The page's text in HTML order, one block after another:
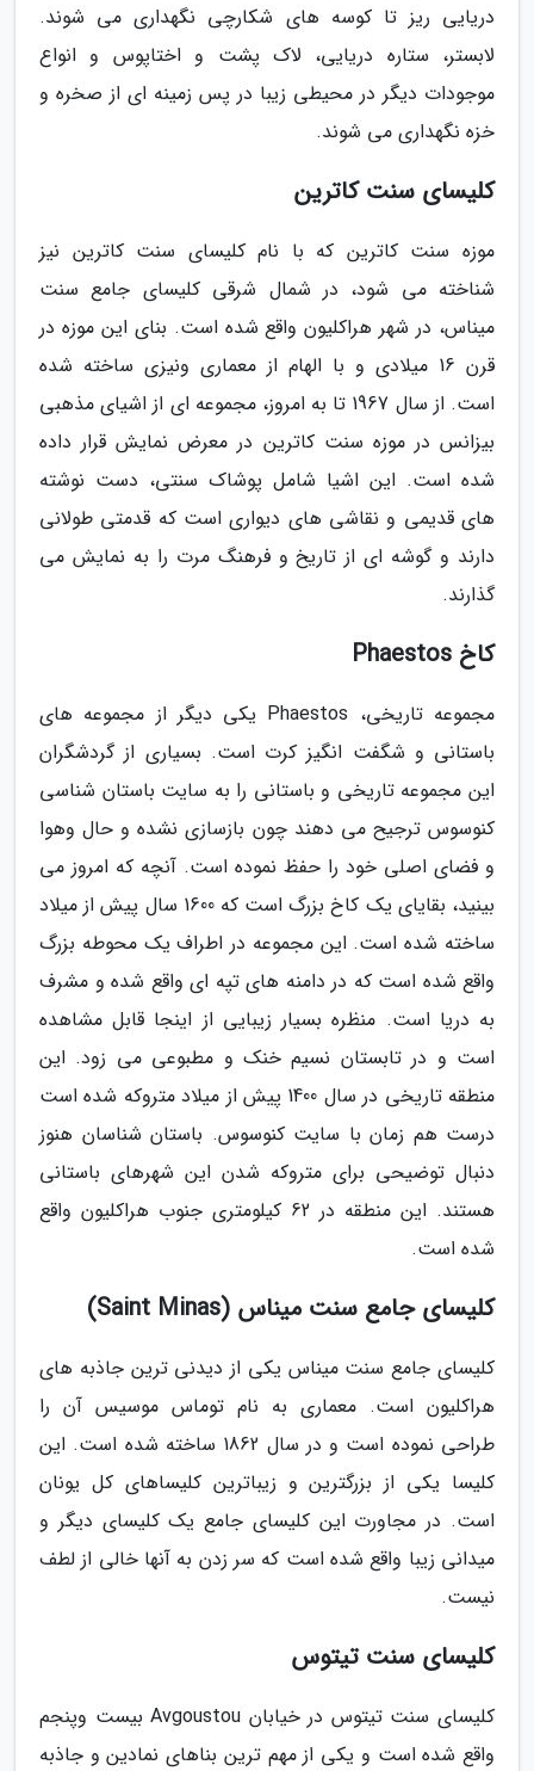
دریایی ریز تا کوسه های شکارچی نگهداری می شوند.
لابستر، ستاره دریایی، لاک پشت و اختاپوس و انواع
موجودات دیگر در محیطی زیبا در پس زمینه ای از صخره و
خزه نگهداری می شوند.
کلیسای سنت کاترین
موزه سنت کاترین که با نام کلیسای سنت کاترین نیز
شناخته می شود، در شمال شرقی کلیسای جامع سنت
میناس، در شهر هراکلیون واقع شده است. بنای این موزه در
قرن 16 میلادی و با الهام از معماری ونیزی ساخته شده
است. از سال 1967 تا به امروز، مجموعه ای از اشیای مذهبی
بیزانس در موزه سنت کاترین در معرض نمایش قرار داده
شده است. این اشیا شامل پوشاک سنتی، دست نوشته
های قدیمی و نقاشی های دیواری است که قدمتی طولانی
دارند و گوشه ای از تاریخ و فرهنگ مرت را به نمایش می
گذارند.
کاخ Phaestos
مجموعه تاریخی، Phaestos یکی دیگر از مجموعه های
باستانی و شگفت انگیز کرت است. بسیاری از گردشگران
این مجموعه تاریخی و باستانی را به سایت باستان شناسی
کنوسوس ترجیح می دهند چون بازسازی نشده و حال وهوا
و فضای اصلی خود را حفظ نموده است. آنچه که امروز می
بینید، بقایای یک کاخ بزرگ است که 1600 سال پیش از میلاد
ساخته شده است. این مجموعه در اطراف یک محوطه بزرگ
واقع شده است که در دامنه های تپه ای واقع شده و مشرف
به دریا است. منظره بسیار زیبایی از اینجا قابل مشاهده
است و در تابستان نسیم خنک و مطبوعی می زود. این
منطقه تاریخی در سال 1400 پیش از میلاد متروکه شده است
درست هم زمان با سایت کنوسوس. باستان شناسان هنوز
دنبال توضیحی برای متروکه شدن این شهرهای باستانی
هستند. این منطقه در 62 کیلومتری جنوب هراکلیون واقع
شده است.
کلیسای جامع سنت میناس (Saint Minas)
کلیسای جامع سنت میناس یکی از دیدنی ترین جاذبه های
هراکلیون است. معماری به نام توماس موسیس آن را
طراحی نموده است و در سال 1862 ساخته شده است. این
کلیسا یکی از بزرگترین و زیباترین کلیساهای کل یونان
است. در مجاورت این کلیسای جامع یک کلیسای دیگر و
میدانی زیبا واقع شده است که سر زدن به آنها خالی از لطف
نیست.
کلیسای سنت تیتوس
کلیسای سنت تیتوس در خیابان Avgoustou بیست وپنجم
واقع شده است و یکی از مهم ترین بناهای نمادین و جاذبه